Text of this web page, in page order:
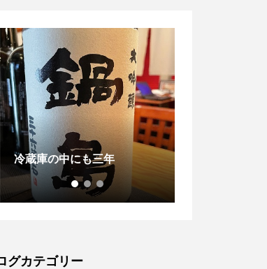
京都酒の未来を切り開く1本
になるか
グカテゴリー